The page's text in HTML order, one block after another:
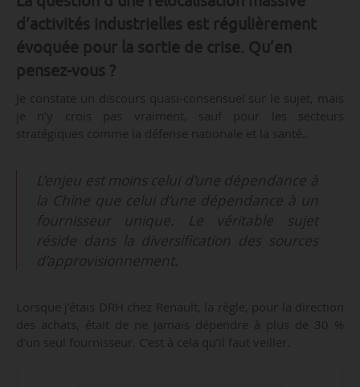
d’activités industrielles est régulièrement
évoquée pour la sortie de crise. Qu’en
pensez-vous ?
Je constate un discours quasi-consensuel sur le sujet, mais
je n’y crois pas vraiment, sauf pour les secteurs
stratégiques comme la défense nationale et la santé..
L’enjeu est moins celui d’une dépendance à
la Chine que celui d’une dépendance à un
fournisseur unique. Le véritable sujet
réside dans la diversification des sources
d’approvisionnement.
Lorsque j’étais DRH chez Renault, la règle, pour la direction
des achats, était de ne jamais dépendre à plus de 30 %
d’un seul fournisseur. C’est à cela qu’il faut veiller.